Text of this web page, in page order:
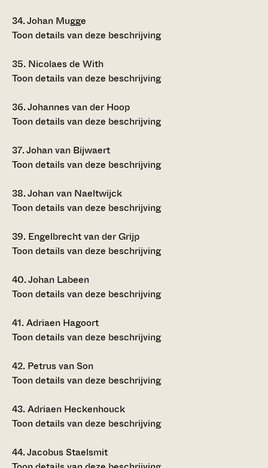
34.Johan Mugge
Toon details van deze beschrijving
35. Nicolaes de With
Toon details van deze beschrijving
36.Johannes van der Hoop
Toon details van deze beschrijving
37.Johan van Bijwaert
Toon details van deze beschrijving
38.Johan van Naeltwijck
Toon details van deze beschrijving
39. Engelbrecht van der Grijp
Toon details van deze beschrijving
40.Johan Labeen
Toon details van deze beschrijving
41.Adriaen Hagoort
Toon details van deze beschrijving
42. Petrus van Son
Toon details van deze beschrijving
43.Adriaen Heckenhouck
Toon details van deze beschrijving
44.Jacobus Staelsmit